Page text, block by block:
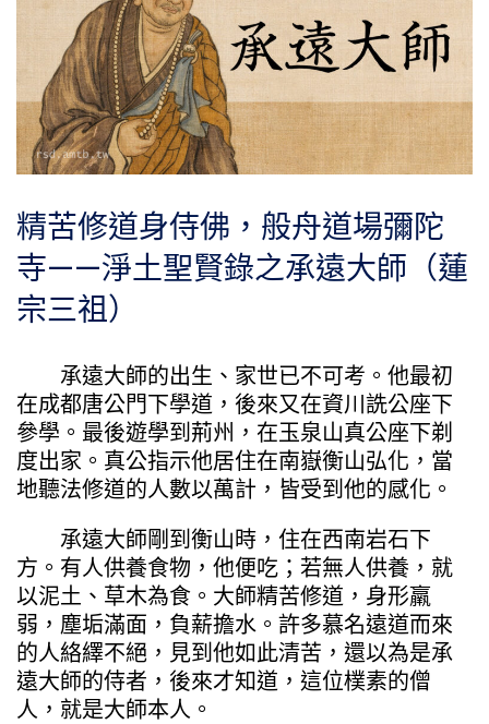
精苦修道身侍佛，般舟道場彌陀
寺——淨土聖賢錄之承遠大師（蓮
宗三祖）
承遠大師的出生、家世已不可考。他最初
在成都唐公門下學道，後來又在資川詵公座下
參學。最後遊學到荊州，在玉泉山真公座下剃
度出家。真公指示他居住在南嶽衡山弘化，當
地聽法修道的人數以萬計，皆受到他的感化。
承遠大師剛到衡山時，住在西南岩石下
方。有人供養食物，他便吃；若無人供養，就
以泥土、草木為食。大師精苦修道，身形羸
弱，塵垢滿面，負薪擔水。許多慕名遠道而來
的人絡繹不絕，見到他如此清苦，還以為是承
遠大師的侍者，後來才知道，這位樸素的僧
人，就是大師本人。